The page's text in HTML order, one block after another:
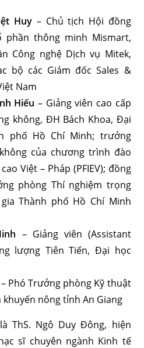
Huy – Chủ tịch Hội đồng
phần thông minh Mismart,
Công nghệ Dịch vụ Mitek,
bộ các Giám đốc Sales &
Nam
Hiếu – Giảng viên cao cấp
không, ĐH Bách Khoa, Đại
phố Hồ Chí Minh; trưởng
của chương trình đào
Việt – Pháp (PFIEV); đồng
phòng Thí nghiệm trọng
Thành phố Hồ Chí Minh
– Giảng viên (Assistant
lượng Tiên Tiến, Đại học
– Phó Trưởng phòng Kỹ thuật
nông tỉnh An Giang
ThS. Ngô Duy Đông, hiện
sĩ chuyên ngành Kinh tế